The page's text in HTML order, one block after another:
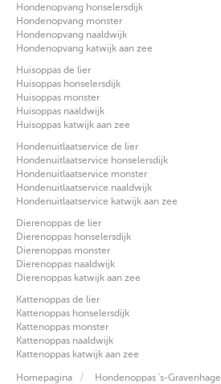
Hondenopvang honselersdijk
Hondenopvang monster
Hondenopvang naaldwijk
Hondenopvang katwijk aan zee
Huisoppas de lier
Huisoppas honselersdijk
Huisoppas monster
Huisoppas naaldwijk
Huisoppas katwijk aan zee
Hondenuitlaatservice de lier
Hondenuitlaatservice honselersdijk
Hondenuitlaatservice monster
Hondenuitlaatservice naaldwijk
Hondenuitlaatservice katwijk aan zee
Dierenoppas de lier
Dierenoppas honselersdijk
Dierenoppas monster
Dierenoppas naaldwijk
Dierenoppas katwijk aan zee
Kattenoppas de lier
Kattenoppas honselersdijk
Kattenoppas monster
Kattenoppas naaldwijk
Kattenoppas katwijk aan zee
Homepagina Hondenoppas 's-Gravenhage